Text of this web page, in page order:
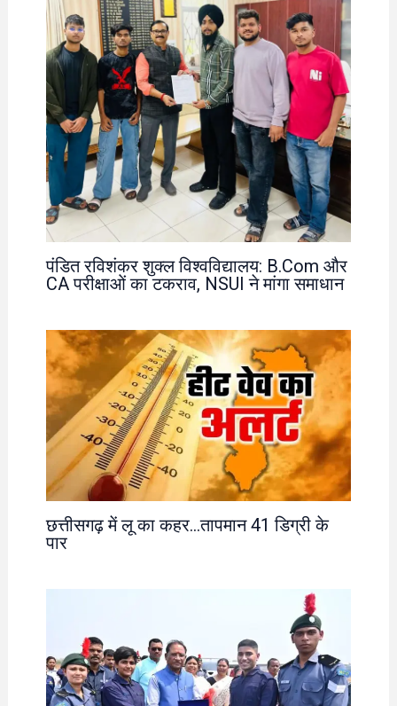
पंडित रविशंकर शुक्ल विश्वविद्यालय: B.Com और
CA परीक्षाओं का टकराव, NSUI ने मांगा समाधान
छत्तीसगढ़ में लू का कहर…तापमान 41 डिग्री के
पार